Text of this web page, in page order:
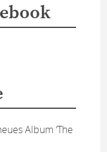
Album ‘The